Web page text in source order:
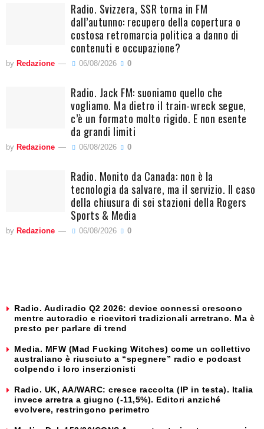
Radio. Svizzera, SSR torna in FM
dall’autunno: recupero della copertura o
costosa retromarcia politica a danno di
contenuti e occupazione?
by Redazione 06/08/2026 0
Radio. Jack FM: suoniamo quello che
vogliamo. Ma dietro il train-wreck segue,
c’è un formato molto rigido. E non esente
da grandi limiti
by Redazione 06/08/2026 0
Radio. Monito da Canada: non è la
tecnologia da salvare, ma il servizio. Il caso
della chiusura di sei stazioni della Rogers
Sports & Media
by Redazione 06/08/2026 0
Radio. Audiradio Q2 2026: device connessi crescono
mentre autoradio e ricevitori tradizionali arretrano. Ma è
presto per parlare di trend
Media. MFW (Mad Fucking Witches) come un collettivo
australiano è riusciuto a “spegnere” radio e podcast
colpendo i loro inserzionisti
Radio. UK, AA/WARC: cresce raccolta (IP in testa). Italia
invece arretra a giugno (-11,5%). Editori anziché
evolvere, restringono perimetro